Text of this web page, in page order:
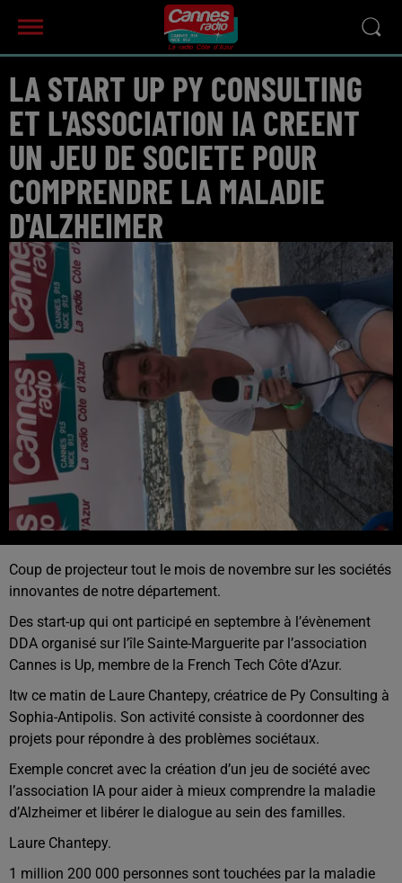
LA START UP PY CONSULTING
ET L'ASSOCIATION IA CREENT
UN JEU DE SOCIETE POUR
COMPRENDRE LA MALADIE
D'ALZHEIMER
Coup de projecteur tout le mois de novembre sur les sociétés
innovantes de notre département.
Des start-up qui ont participé en septembre à l’évènement
DDA organisé sur l’île Sainte-Marguerite par l’association
Cannes is Up, membre de la French Tech Côte d’Azur.
Itw ce matin de Laure Chantepy, créatrice de Py Consulting à
Sophia-Antipolis. Son activité consiste à coordonner des
projets pour répondre à des problèmes sociétaux.
Exemple concret avec la création d’un jeu de société avec
l’association IA pour aider à mieux comprendre la maladie
d’Alzheimer et libérer le dialogue au sein des familles.
Laure Chantepy.
1 million 200 000 personnes sont touchées par la maladie